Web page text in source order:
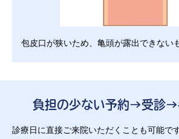
包皮口が狭いため、亀頭が露出できない
負担の少ない予約→受診→
診療日に直接ご来院いただくことも可能で